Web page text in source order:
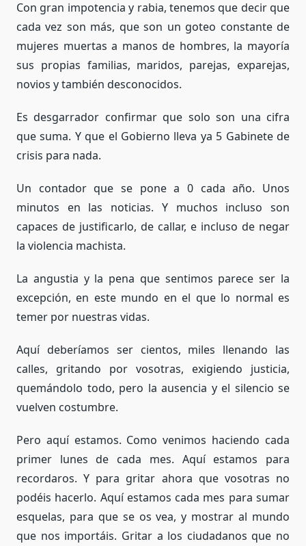
Con gran impotencia y rabia, tenemos que decir que
cada vez son más, que son un goteo constante de
mujeres muertas a manos de hombres, la mayoría
sus propias familias, maridos, parejas, exparejas,
novios y también desconocidos.
Es desgarrador confirmar que solo son una cifra
que suma. Y que el Gobierno lleva ya 5 Gabinete de
crisis para nada.
Un contador que se pone a 0 cada año. Unos
minutos en las noticias. Y muchos incluso son
capaces de justificarlo, de callar, e incluso de negar
la violencia machista.
La angustia y la pena que sentimos parece ser la
excepción, en este mundo en el que lo normal es
temer por nuestras vidas.
Aquí deberíamos ser cientos, miles llenando las
calles, gritando por vosotras, exigiendo justicia,
quemándolo todo, pero la ausencia y el silencio se
vuelven costumbre.
Pero aquí estamos. Como venimos haciendo cada
primer lunes de cada mes. Aquí estamos para
recordaros. Y para gritar ahora que vosotras no
podéis hacerlo. Aquí estamos cada mes para sumar
esquelas, para que se os vea, y mostrar al mundo
que nos importáis. Gritar a los ciudadanos que no